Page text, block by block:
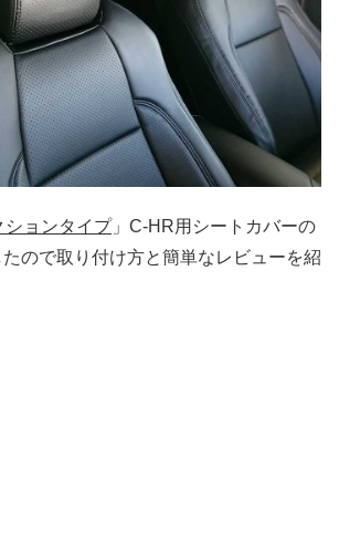
ションタイプ」C-HR用シートカバーの
ので取り付け方と簡単なレビューを紹